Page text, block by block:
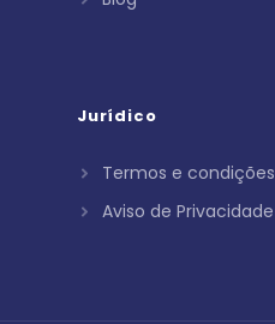
Jurídico
Termos e condições
Aviso de Privacidade